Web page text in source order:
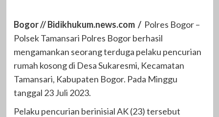
Bogor // Bidikhukum.news.com / Polres Bogor –
Polsek Tamansari Polres Bogor berhasil
mengamankan seorang terduga pelaku pencurian
rumah kosong di Desa Sukaresmi, Kecamatan
Tamansari, Kabupaten Bogor. Pada Minggu
tanggal 23 Juli 2023.
Pelaku pencurian berinisial AK (23) tersebut